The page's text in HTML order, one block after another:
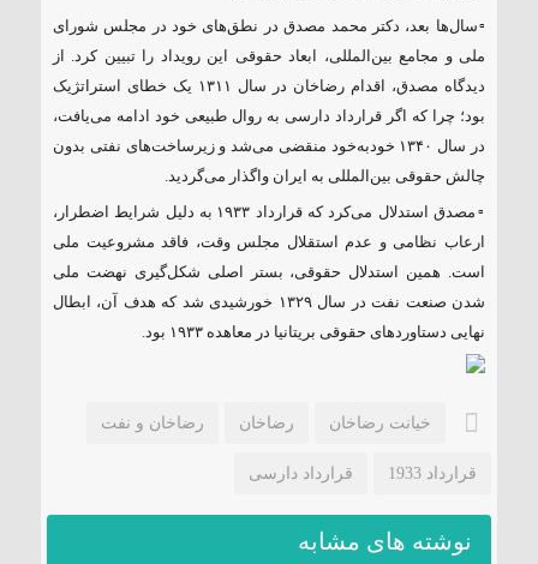
▫️سال‌ها بعد، دکتر محمد مصدق در نطق‌های خود در مجلس شورای
ملی و مجامع بین‌المللی، ابعاد حقوقی این رویداد را تبیین کرد. از
دیدگاه مصدق، اقدام رضاخان در سال ۱۳۱۱ یک خطای استراتژیک
بود؛ چرا که اگر قرارداد دارسی به روال طبیعی خود ادامه می‌یافت،
در سال ۱۳۴۰ خودبه‌خود منقضی می‌شد و زیرساخت‌های نفتی بدون
چالش حقوقی بین‌المللی به ایران واگذار می‌گردید.
▫️مصدق استدلال می‌کرد که قرارداد ۱۹۳۳ به دلیل شرایط اضطرار،
ارعاب نظامی و عدم استقلال مجلس وقت، فاقد مشروعیت ملی
است. همین استدلال حقوقی، بستر اصلی شکل‌گیری نهضت ملی
شدن صنعت نفت در سال ۱۳۲۹ خورشیدی شد که هدف آن، ابطال
نهایی دستاوردهای حقوقی بریتانیا در معاهده ۱۹۳۳ بود.
خیانت رضاخان رضاخان رضاخان و نفت
قرارداد 1933 قرارداد دارسی
نوشته های مشابه